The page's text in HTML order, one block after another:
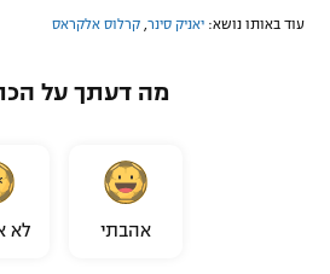
עוד באותו נושא: יאניק סינר קרלוס אלקראס
מה דעתך על
אהבתי לא